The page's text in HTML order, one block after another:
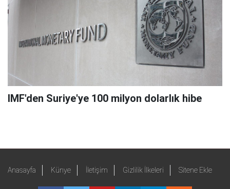
IMF'den Suriye'ye 100 milyon dolarlık hibe
Anasayfa Künye İletişim Gizlilik İlkeleri Sitene Ekle